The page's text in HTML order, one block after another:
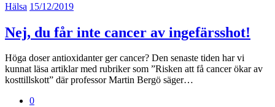
Hälsa 15/12/2019
Nej, du får inte cancer av ingefärsshot!
Höga doser antioxidanter ger cancer? Den senaste tiden har vi
kunnat läsa artiklar med rubriker som ”Risken att få cancer ökar av
kosttillskott” där professor Martin Bergö säger…
0